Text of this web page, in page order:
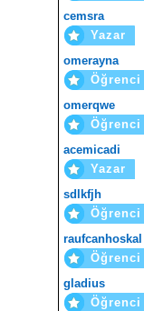
cemsra
Yazar
omerayna
Öğrenci
omerqwe
Öğrenci
acemicadi
Yazar
sdlkfjh
Öğrenci
raufcanhoskal
Öğrenci
gladius
Öğrenci